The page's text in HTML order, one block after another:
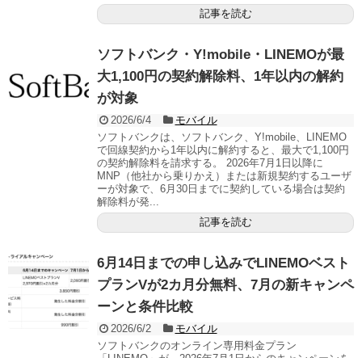
記事を読む
ソフトバンク・Y!mobile・LINEMOが最
大1,100円の契約解除料、1年以内の解約
が対象
2026/6/4
モバイル
ソフトバンクは、ソフトバンク、Y!mobile、LINEMO
で回線契約から1年以内に解約すると、最大で1,100円
の契約解除料を請求する。 2026年7月1日以降に
MNP（他社から乗りかえ）または新規契約するユーザ
ーが対象で、6月30日までに契約している場合は契約
解除料が発...
記事を読む
6月14日までの申し込みでLINEMOベスト
プランVが2カ月分無料、7月の新キャンペ
ーンと条件比較
2026/6/2
モバイル
ソフトバンクのオンライン専用料金プラン